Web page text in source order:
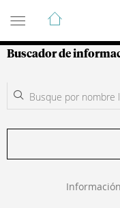
Guía de
Buscador de